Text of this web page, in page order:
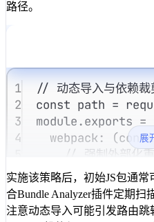
路径。
1
// 动态导入与依赖裁
2
const path =
3
module.exports =
4
webpack :
// 强制外部化
6
config.
7
'echarts':
8
'monaco-
展
实施该策略后，初始JS包通
合Bundle Analyzer插件定期
注意动态导入可能引发路由